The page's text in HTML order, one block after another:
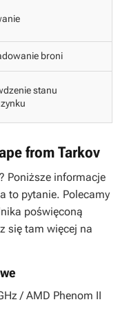
broni
stanu
from Tarkov
Poniższe informacje
to pytanie. Polecamy
poświęconą
się tam więcej na
/ AMD Phenom II